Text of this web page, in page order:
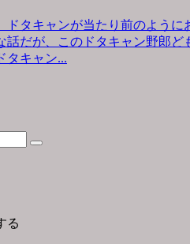
ドタキャンが当たり前のよう
話だが、このドタキャン野郎
タキャン...
る